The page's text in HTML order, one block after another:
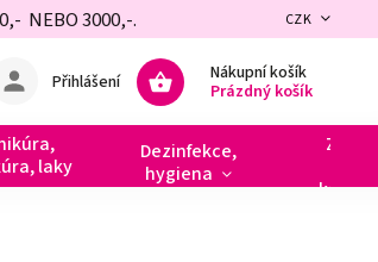
NEBO 3000,-. CZK
Nákupní košík
Prázdný košík
Přihlášení
laky
Dezinfekce,
hygiena